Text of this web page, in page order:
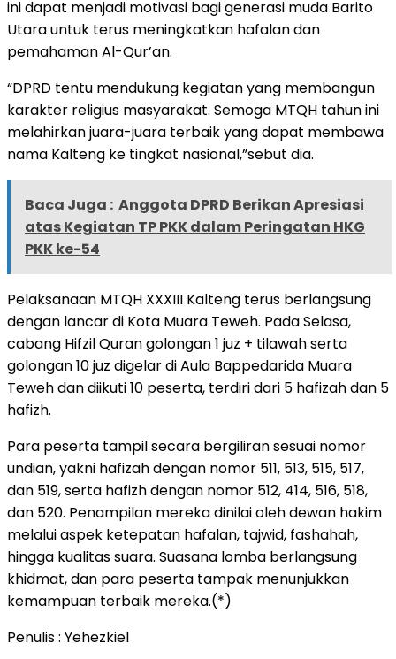
ini dapat menjadi motivasi bagi generasi muda Barito
Utara untuk terus meningkatkan hafalan dan
pemahaman Al-Qur’an.
“DPRD tentu mendukung kegiatan yang membangun
karakter religius masyarakat. Semoga MTQH tahun ini
melahirkan juara-juara terbaik yang dapat membawa
nama Kalteng ke tingkat nasional,”sebut dia.
Baca Juga : Anggota DPRD Berikan Apresiasi
atas Kegiatan TP PKK dalam Peringatan HKG
PKK ke-54
Pelaksanaan MTQH XXXIII Kalteng terus berlangsung
dengan lancar di Kota Muara Teweh. Pada Selasa,
cabang Hifzil Quran golongan 1 juz + tilawah serta
golongan 10 juz digelar di Aula Bappedarida Muara
Teweh dan diikuti 10 peserta, terdiri dari 5 hafizah dan 5
hafizh.
Para peserta tampil secara bergiliran sesuai nomor
undian, yakni hafizah dengan nomor 511, 513, 515, 517,
dan 519, serta hafizh dengan nomor 512, 414, 516, 518,
dan 520. Penampilan mereka dinilai oleh dewan hakim
melalui aspek ketepatan hafalan, tajwid, fashahah,
hingga kualitas suara. Suasana lomba berlangsung
khidmat, dan para peserta tampak menunjukkan
kemampuan terbaik mereka.(*)
Penulis : Yehezkiel